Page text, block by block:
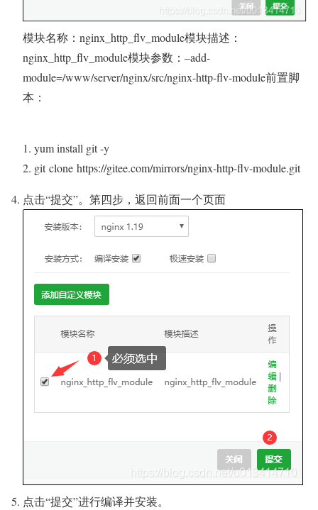
模块名称：nginx_http_flv_module模块描述：
nginx_http_flv_module模块参数：–add-
module=/www/server/nginx/src/nginx-http-flv-module前置脚
本：
yum install git -y
gitclone https://gitee.com/mirrors/nginx-http-flv-module.git
点击“提交”。第四步，返回前面一个页面
点击“提交”进行编译并安装。